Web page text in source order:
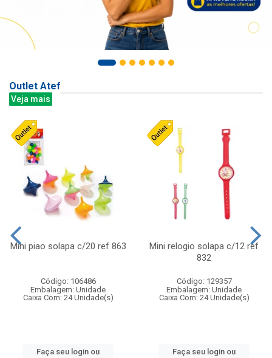
Outlet Atef
Veja mais
Mini piao solapa c/20 ref 863
Código: 106486
Embalagem: Unidade
Caixa Com: 24 Unidade(s)
Faça seu login ou
Mini relogio solapa c/12 ref
832
Código: 129357
Embalagem: Unidade
Caixa Com: 24 Unidade(s)
Faça seu login ou